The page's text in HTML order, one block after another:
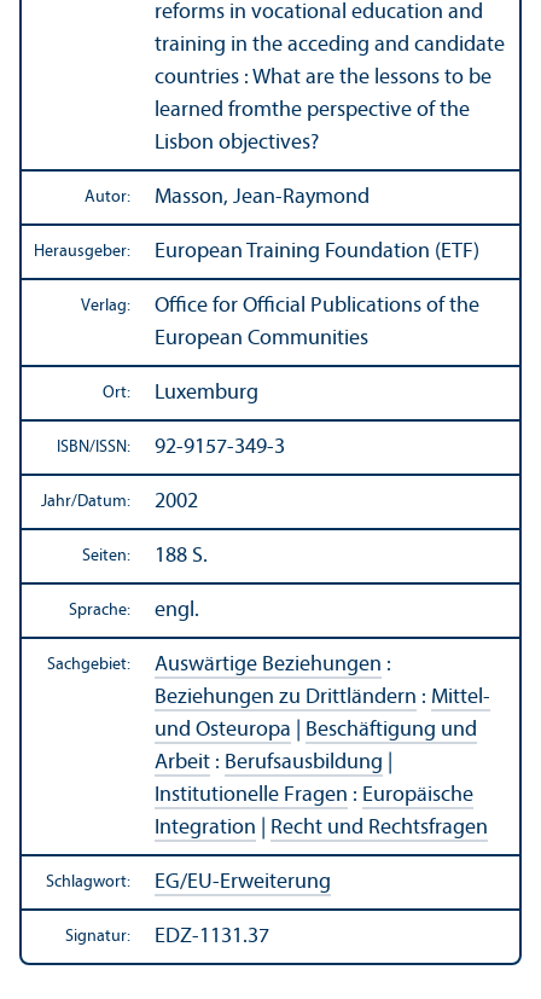
reforms in vocational education and
training in the acceding and candidate
countries : What are the lessons to be
learned fromthe perspective of the
Lisbon objectives?
Autor: Masson, Jean-Raymond
Herausgeber: European Training Foundation (ETF)
Verlag:
Office for Official Publications of the
European Communities
Ort: Luxemburg
ISBN/ISSN: 92-9157-349-3
Jahr/Datum: 2002
Seiten: 188 S.
Sprache: engl.
Sachgebiet: Auswärtige Beziehungen :
Beziehungen zu Drittländern : Mittel-
und Osteuropa
Beschäftigung und
Arbeit : Berufsausbildung
Institutionelle Fragen : Europäische
Integration
Recht und Rechts­fragen
Schlagwort: EG/EU-Erweiterung
Signatur: EDZ-1131.37